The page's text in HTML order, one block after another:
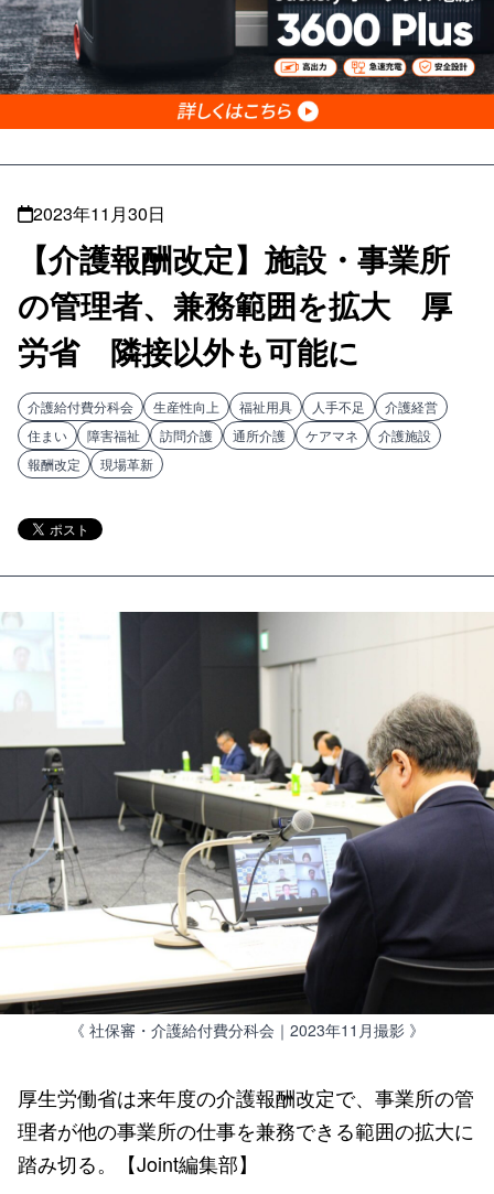
2023年11月30日
【介護報酬改定】施設・事業所
の管理者、兼務範囲を拡大 厚
労省 隣接以外も可能に
介護給付費分科会 生産性向上 福祉用具 人手不足
介護経営
住まい
障害福祉 訪問介護 通所介護 ケアマネ
介護施設
報酬改定
現場革新
《 社保審・介護給付費分科会｜2023年11月撮影 》
厚生労働省は来年度の介護報酬改定で、事業所の管
理者が他の事業所の仕事を兼務できる範囲の拡大に
踏み切る。【Joint編集部】